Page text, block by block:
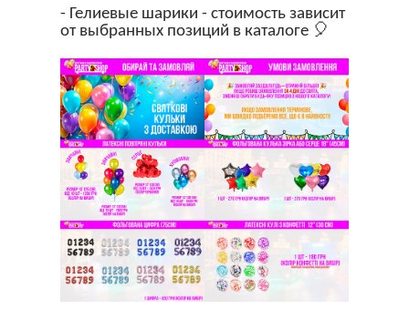
- Гелиевые шарики - стоимость зависит
от выбранных позиций в каталоге 🎈